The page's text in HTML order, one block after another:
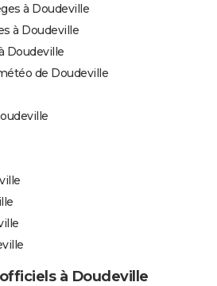
à Doudeville
à Doudeville
Doudeville
de Doudeville
à Doudeville